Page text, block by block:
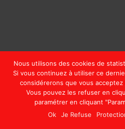
Nous utilisons des cookies de
Si vous continuez à utiliser ce
considérerons que vous
Vous pouvez les refuser en
paramétrer en cliquant
Ok
Je Refuse